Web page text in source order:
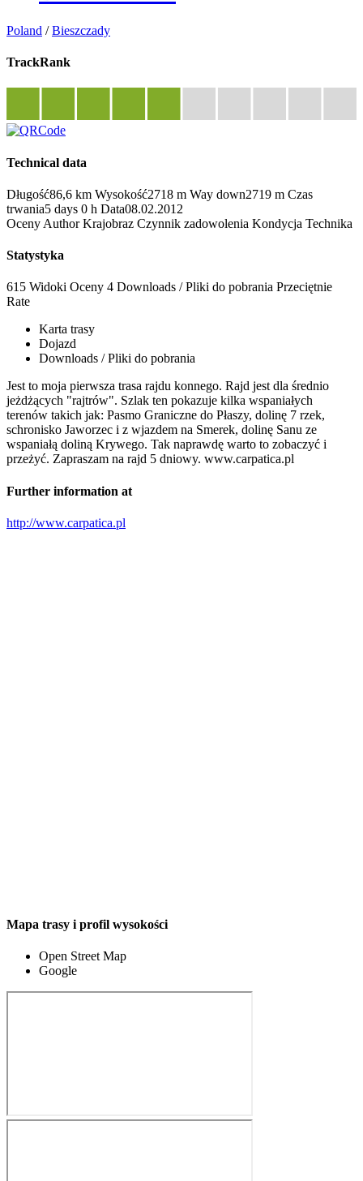
Poland /Bieszczady
TrackRank
Technical data
Długość86,6 km Wysokość2718 m Way down2719 m Czas
trwania5 days 0 h Data08.02.2012
Oceny Author Krajobraz Czynnik zadowolenia Kondycja Technika
Statystyka
615 Widoki Oceny 4 Downloads / Pliki do pobrania Przeciętnie
Rate
Karta trasy
Dojazd
Downloads / Pliki do pobrania
Jest to moja pierwsza trasa rajdu konnego. Rajd jest dla średnio
jeżdżących "rajtrów". Szlak ten pokazuje kilka wspaniałych
terenów takich jak: Pasmo Graniczne do Płaszy, dolinę 7 rzek,
schronisko Jaworzec i z wjazdem na Smerek, dolinę Sanu ze
wspaniałą doliną Krywego. Tak naprawdę warto to zobaczyć i
przeżyć. Zapraszam na rajd 5 dniowy. www.carpatica.pl
Further information at
http://www.carpatica.pl
Mapa trasy i profil wysokości
Open Street Map
Google